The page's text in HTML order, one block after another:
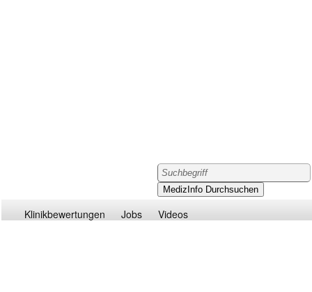
Klinikbewertungen Jobs Videos